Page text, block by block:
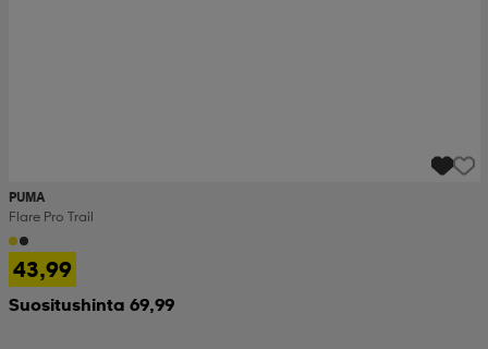
PUMA
Flare Pro Trail
43,99
Suositushinta 69,99